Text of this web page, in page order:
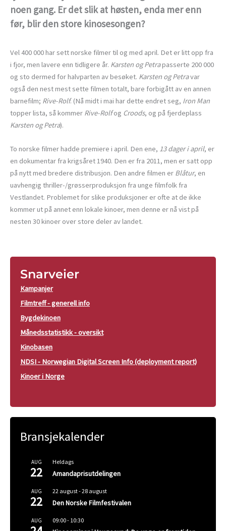
noen gang. Er det slik at høsten, enda mer enn
før, blir den store kinosesongen?
Vel 400 000 har sett norske filmer til og med april. Det er litt opp fra
i fjor, men lavere enn tidligere år. Karsten og Petrapasserte 200 000
og sto dermed for halvparten av besøket. Karsten og Petravar
også den nest mest sette filmen totalt, bare forbigått av en annen
barnefilm; Rive-Rolf. (Nå midt i mai har dette endret seg, Iron Man
topper lista, så kommer Rive-Rolfog Croods, og på fjerdeplass
Karsten og Petra).
To norske filmer hadde premiere i april. Den ene, 13 dager i april, er
en dokumentar fra krigsåret 1940. Den er fra 2011, men er satt opp
på nytt med bredere distribusjon. Den andre filmen er Blåtur, en
uavhengig thriller-/grøsserproduksjon fra unge filmfolk fra
Vestlandet. Problemet for slike produksjoner er ofte at de ikke
kommer ut på annet enn lokale kinoer, men denne er nå vist på
nesten 30 kinoer over store deler av landet.
Snarveier
Kampanjer
Filmtreff - generell info
Bygdekinoen
Månedsstatistikk - oversikt
Kinobasen
NDSI - Norwegian Digital Screen Info (deployment report)
Kinoer i Norge
Bransjekalender
AUG
22
Heldags
Amandaprisutdelingen
AUG
22
22 august-28 august
Den Norske Filmfestivalen
AUG 09:00- 10:30